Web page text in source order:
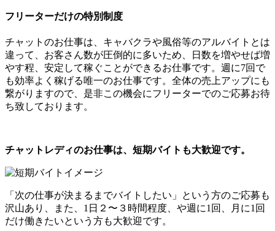
フリーターだけの特別制度
チャットのお仕事は、キャバクラや風俗等のアルバイトとは
違って、お客さん数が圧倒的に多いため、日数を増やせば増
やす程、安定して稼ぐことができるお仕事です。週に7回で
も効率よく稼げる唯一のお仕事です。全体の売上アップにも
繋がりますので、是非この機会にフリーターでのご応募お待
ち致しております。
チャットレディのお仕事は、短期バイトも大歓迎です。
「次の仕事が決まるまでバイトしたい」という方のご応募も
沢山あり、また、1日２〜３時間程度、や週に1回、月に1回
だけ働きたいという方も大歓迎です。